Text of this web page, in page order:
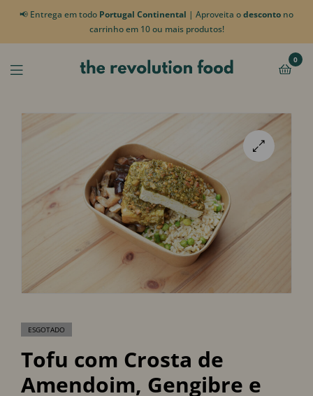
📢 Entrega em todo Portugal Continental | Aproveita odesconto no
carrinho em 10 ou mais produtos!
0
ESGOTADO
Tofu com Crosta de
Amendoim, Gengibre e